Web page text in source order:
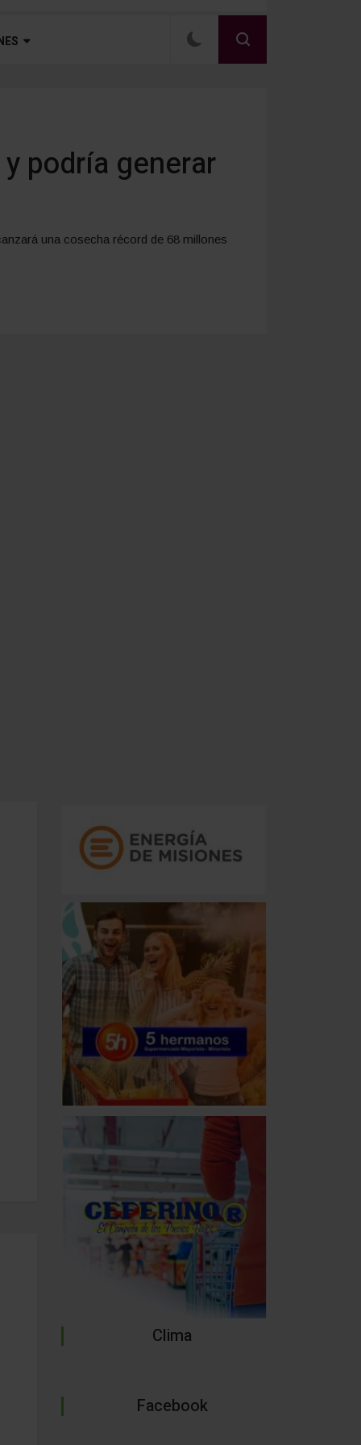
podría generar
una cosecha récord de 68 millones
Clima
Facebook